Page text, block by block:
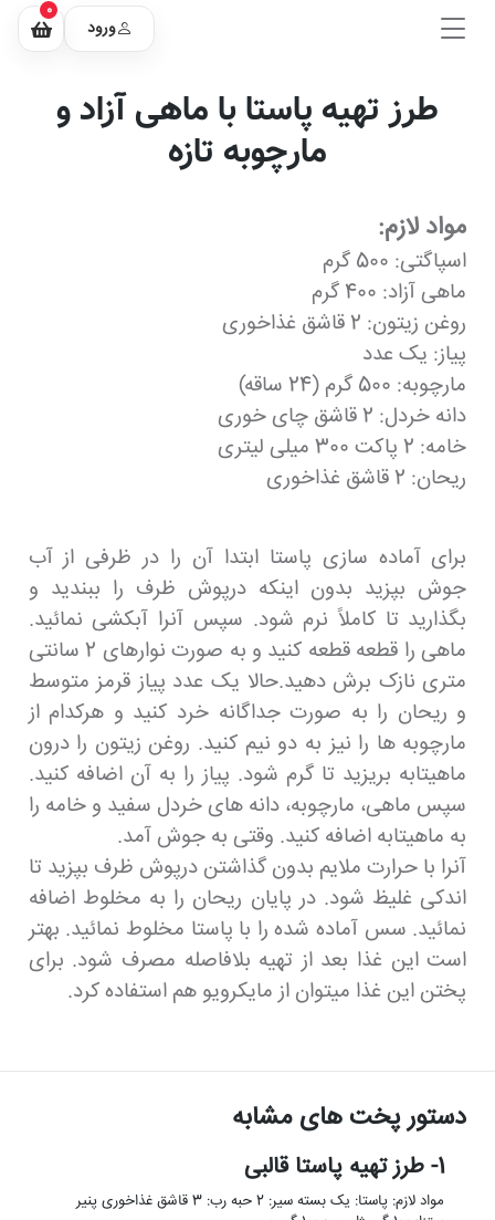
ورود
0
طرز تهیه پاستا با ماهی آزاد و
مارچوبه تازه
مواد لازم:
اسپاگتی: 500 گرم
ماهی آزاد: 400 گرم
روغن زیتون: 2 قاشق غذاخوری
پیاز: یک عدد
مارچوبه: 500 گرم (24 ساقه)
دانه خردل: 2 قاشق چای خوری
خامه: 2 پاکت 300 میلی لیتری
ریحان: 2 قاشق غذاخوری
برای آماده سازی پاستا ابتدا آن را در ظرفی از آب
جوش بپزید بدون اینکه درپوش ظرف را ببندید و
بگذارید تا کاملاً نرم شود. سپس آنرا آبکشی نمائید.
ماهی را قطعه قطعه کنید و به صورت نوارهای 2 سانتی
متری نازک برش دهید.حالا یک عدد پیاز قرمز متوسط
و ریحان را به صورت جداگانه خرد کنید و هرکدام از
مارچوبه ها را نیز به دو نیم کنید. روغن زیتون را درون
ماهیتابه بریزید تا گرم شود. پیاز را به آن اضافه کنید.
سپس ماهی، مارچوبه، دانه های خردل سفید و خامه را
به ماهیتابه اضافه کنید. وقتی به جوش آمد.
آنرا با حرارت ملایم بدون گذاشتن درپوش ظرف بپزید تا
اندکی غلیظ شود. در پایان ریحان را به مخلوط اضافه
نمائید. سس آماده شده را با پاستا مخلوط نمائید. بهتر
است این غذا بعد از تهیه بلافاصله مصرف شود. برای
پختن این غذا میتوان از مایکرویو هم استفاده کرد.
دستور پخت های مشابه
1- طرز تهیه پاستا قالبی
مواد لازم: پاستا: یک بسته سیر: 2 حبه رب: 3 قاشق غذاخوری پنیر